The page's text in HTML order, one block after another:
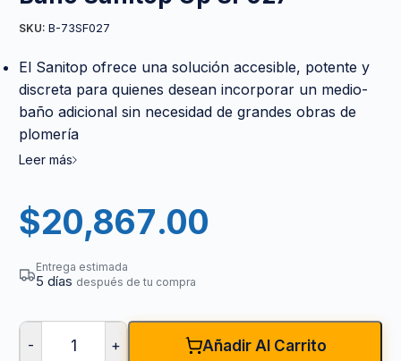
SKU: B-73SF027
El Sanitop ofrece una solución accesible, potente y
discreta para quienes desean incorporar un medio-
baño adicional sin necesidad de grandes obras de
plomería
Leer más
$20,867.00
Entrega estimada
5 días después de tu compra
- + Añadir Al Carrito